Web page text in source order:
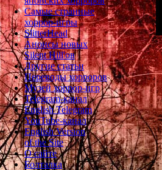
Самые странные
хоррор-игры
SlitterHead
Анонсы новых
Silent Hill'ов
Другие статьи
Переводы хорроров
Музей хоррор-игр
Telegram-канал
English Telegram
YouTube-канал
English Version
of the Site
О сайте
Болталка